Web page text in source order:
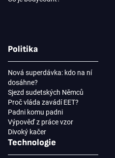
Politika
Nová superdávka: kdo na ní
dosáhne?
Sjezd sudetských Němců
Proč vláda zavádí EET?
Padni komu padni
Výpověď z práce vzor
Divoký kačer
Technologie